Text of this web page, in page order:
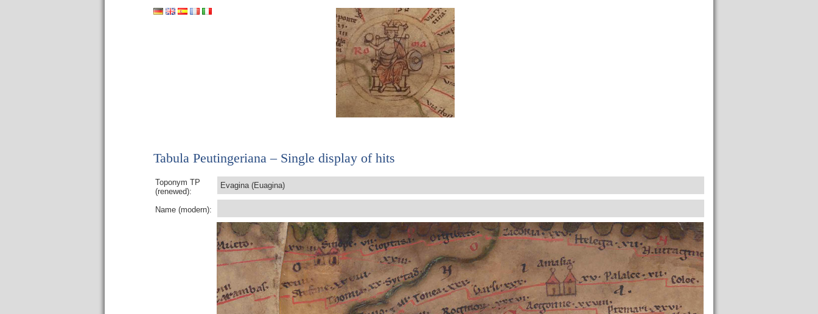
Tabula Peutingeriana – Single display of hits
Toponym TP
(renewed):
Evagina (Euagina)
Name (modern):